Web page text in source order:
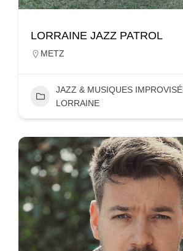
LORRAINE JAZZ PATROL
METZ
JAZZ & MUSIQUES
LORRAINE